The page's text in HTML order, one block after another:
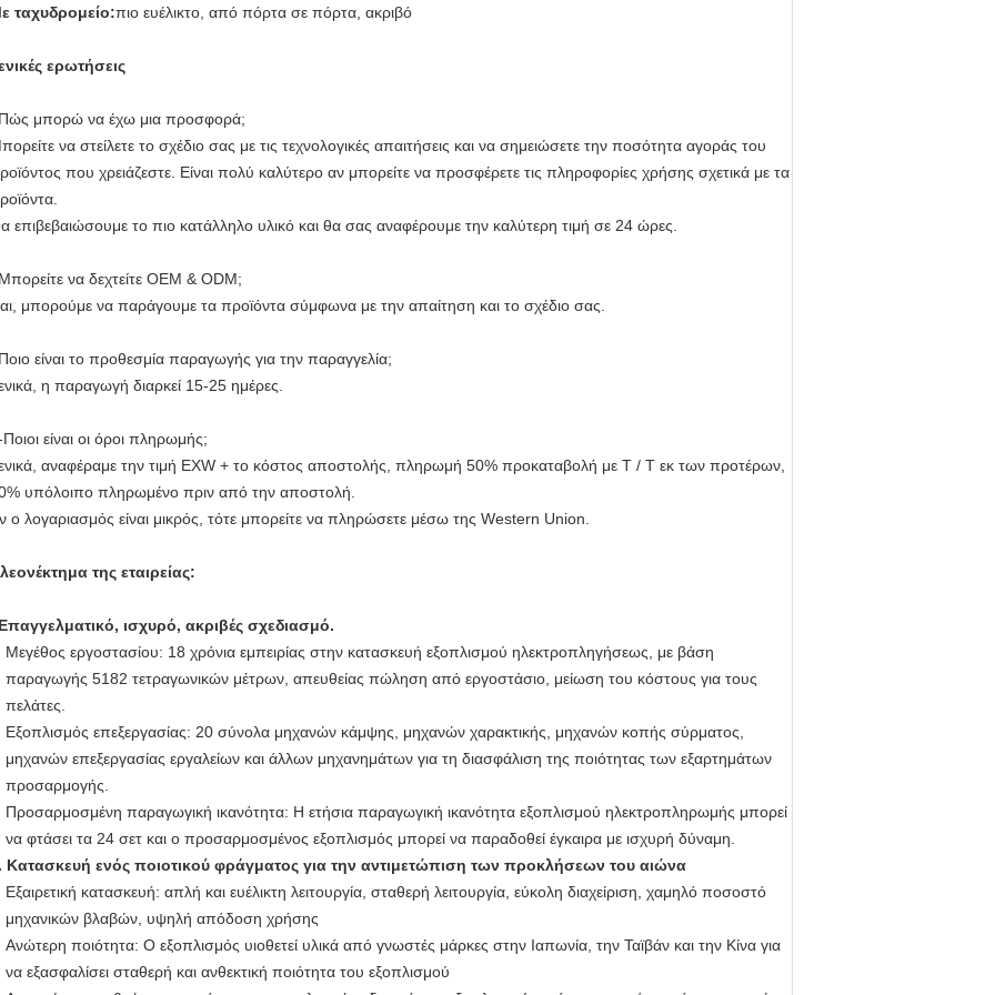
ταχυδρομείο:πιο ευέλικτο, από πόρτα σε πόρτα, ακριβό
ερωτήσεις
μπορώ να έχω μια προσφορά;
να στείλετε το σχέδιο σας με τις τεχνολογικές απαιτήσεις και να σημειώσετε την ποσότητα αγοράς του
που χρειάζεστε. Είναι πολύ καλύτερο αν μπορείτε να προσφέρετε τις πληροφορίες χρήσης σχετικά με τα
επιβεβαιώσουμε το πιο κατάλληλο υλικό και θα σας αναφέρουμε την καλύτερη τιμή σε 24 ώρες.
να δεχτείτε OEM & ODM;
μπορούμε να παράγουμε τα προϊόντα σύμφωνα με την απαίτηση και το σχέδιο σας.
είναι το προθεσμία παραγωγής για την παραγγελία;
η παραγωγή διαρκεί 15-25 ημέρες.
είναι οι όροι πληρωμής;
αναφέραμε την τιμή EXW + το κόστος αποστολής, πληρωμή 50% προκαταβολή με T / T εκ των προτέρων,
υπόλοιπο πληρωμένο πριν από την αποστολή.
ο λογαριασμός είναι μικρός, τότε μπορείτε να πληρώσετε μέσω της Western Union.
της εταιρείας:
ισχυρό, ακριβές σχεδιασμό.
Μεγέθος εργοστασίου: 18 χρόνια εμπειρίας στην κατασκευή εξοπλισμού ηλεκτροπληγήσεως, με βάση
παραγωγής 5182 τετραγωνικών μέτρων, απευθείας πώληση από εργοστάσιο, μείωση του κόστους για τους
πελάτες.
Εξοπλισμός επεξεργασίας: 20 σύνολα μηχανών κάμψης, μηχανών χαρακτικής, μηχανών κοπής σύρματος,
μηχανών επεξεργασίας εργαλείων και άλλων μηχανημάτων για τη διασφάλιση της ποιότητας των εξαρτημάτων
προσαρμογής.
Προσαρμοσμένη παραγωγική ικανότητα: Η ετήσια παραγωγική ικανότητα εξοπλισμού ηλεκτροπληρωμής μπορεί
να φτάσει τα 24 σετ και ο προσαρμοσμένος εξοπλισμός μπορεί να παραδοθεί έγκαιρα με ισχυρή δύναμη.
Κατασκευή ενός ποιοτικού φράγματος για την αντιμετώπιση των προκλήσεων του αιώνα
Εξαιρετική κατασκευή: απλή και ευέλικτη λειτουργία, σταθερή λειτουργία, εύκολη διαχείριση, χαμηλό ποσοστό
μηχανικών βλαβών, υψηλή απόδοση χρήσης
Ανώτερη ποιότητα: Ο εξοπλισμός υιοθετεί υλικά από γνωστές μάρκες στην Ιαπωνία, την Ταϊβάν και την Κίνα για
να εξασφαλίσει σταθερή και ανθεκτική ποιότητα του εξοπλισμού